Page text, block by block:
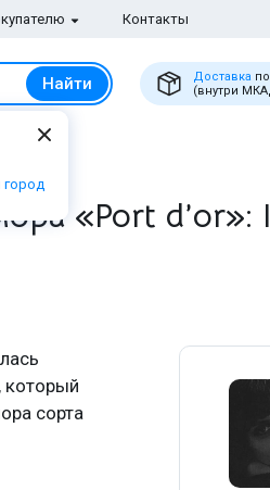
Контакты
Найти Доставка
(внутри
город
«Port
, который
сорта